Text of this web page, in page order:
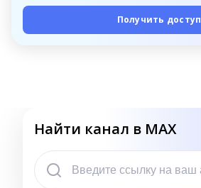
Получить доступ
Найти канал в MAX